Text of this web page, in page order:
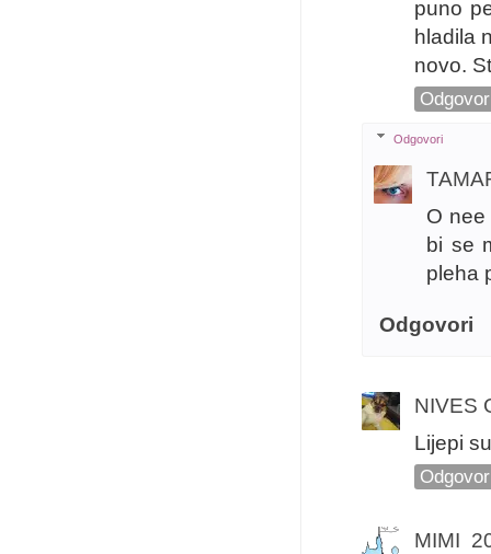
puno
hladila
novo.
Odgovori
O
bi se
pleha
Odgovori
NIVES
Lijepi
MIMI